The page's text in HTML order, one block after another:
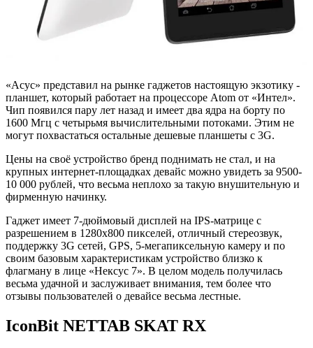
«Асус» представил на рынке гаджетов настоящую экзотику -
планшет, который работает на процессоре Atom от «Интел».
Чип появился пару лет назад и имеет два ядра на борту по
1600 Мгц с четырьмя вычислительными потоками. Этим не
могут похвастаться остальные дешевые планшеты с 3G.
Цены на своё устройство бренд поднимать не стал, и на
крупных интернет-площадках девайс можно увидеть за 9500-
10 000 рублей, что весьма неплохо за такую внушительную и
фирменную начинку.
Гаджет имеет 7-дюймовый дисплей на IPS-матрице с
разрешением в 1280х800 пикселей, отличный стереозвук,
поддержку 3G сетей, GPS, 5-мегапиксельную камеру и по
своим базовым характеристикам устройство близко к
флагману в лице «Нексус 7». В целом модель получилась
весьма удачной и заслуживает внимания, тем более что
отзывы пользователей о девайсе весьма лестные.
IconBit NETTAB SKAT RX